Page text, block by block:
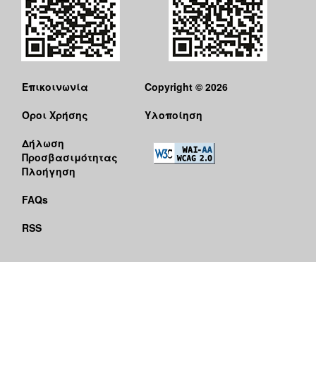
Επικοινωνία
Όροι Χρήσης
Δήλωση
Προσβασιμότητας
Πλοήγηση
FAQs
RSS
Copyright © 2026
Υλοποίηση